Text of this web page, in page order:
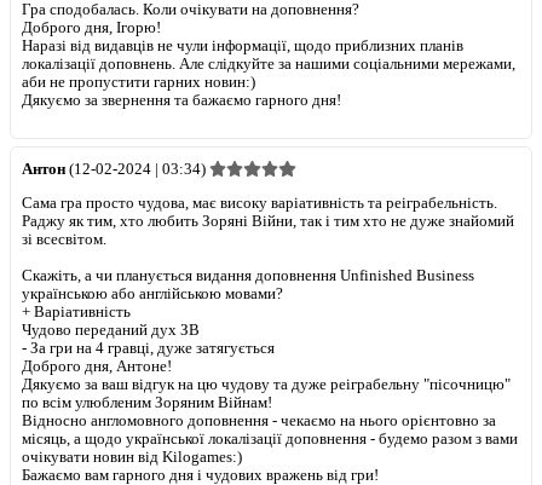
Гра сподобалась. Коли очікувати на доповнення?
Доброго дня, Ігорю!
Наразі від видавців не чули інформації, щодо приблизних планів
локалізації доповнень. Але слідкуйте за нашими соціальними мережами,
аби не пропустити гарних новин:)
Дякуємо за звернення та бажаємо гарного дня!
Антон (12-02-2024 | 03:34)
Сама гра просто чудова, має високу варіативність та реіграбельність.
Раджу як тим, хто любить Зоряні Війни, так і тим хто не дуже знайомий
зі всесвітом.
Скажіть, а чи планується видання доповнення Unfinished Business
українською або англійською мовами?
+Варіативність
Чудово переданий дух ЗВ
-За гри на 4 гравці, дуже затягується
Доброго дня, Антоне!
Дякуємо за ваш відгук на цю чудову та дуже реіграбельну "пісочницю"
по всім улюбленим Зоряним Війнам!
Відносно англомовного доповнення - чекаємо на нього орієнтовно за
місяць, а щодо української локалізації доповнення - будемо разом з вами
очікувати новин від Kilogames:)
Бажаємо вам гарного дня і чудових вражень від гри!